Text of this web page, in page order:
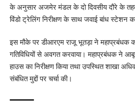
के अनुसार अजमेर मंडल के दो दिवसीय दौरे के
विंडो ट्रेलिंग निरीक्षण के साथ जवाई बांध स्टेशन का
इस मौके पर डीआरएम राजू भूतड़ा ने
गतिविधियों से अवगत करवाया। महाप्रबंधक ने
हाउस का निरीक्षण किया तथा उपस्थित शाखा
संबंधित मुद्दों पर चर्चा की।